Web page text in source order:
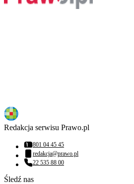
Redakcja serwisu Prawo.pl
Numer telefonu:
801 04 45 45
Adres email:
redakcja@prawo.pl
Numer telefonu:
22 535 88 00
Śledź nas